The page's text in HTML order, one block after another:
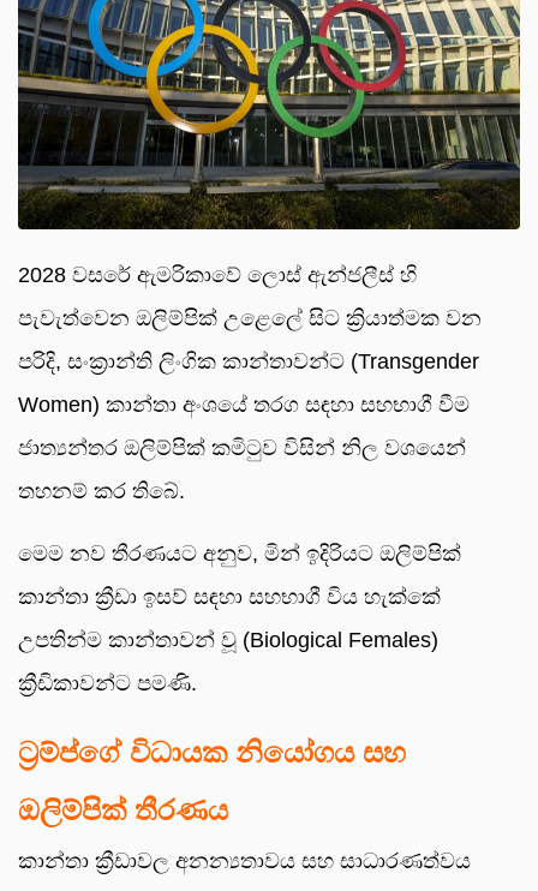
2028 වසරේ ඇමරිකාවේ ලොස් ඇන්ජලීස් හි
පැවැත්වෙන ඔලිම්පික් උළෙලේ සිට ක්‍රියාත්මක වන
පරිදි, සංක්‍රාන්ති ලිංගික කාන්තාවන්ට (Transgender
Women) කාන්තා අංශයේ තරග සඳහා සහභාගී වීම
ජාත්‍යන්තර ඔලිම්පික් කමිටුව විසින් නිල වශයෙන්
තහනම් කර තිබේ.
මෙම නව තීරණයට අනුව, මින් ඉදිරියට ඔලිම්පික්
කාන්තා ක්‍රීඩා ඉසව් සඳහා සහභාගී විය හැක්කේ
උපතින්ම කාන්තාවන් වූ (Biological Females)
ක්‍රීඩිකාවන්ට පමණි.
ට්‍රම්ප්ගේ විධායක නියෝගය සහ
ඔලිම්පික් තීරණය
කාන්තා ක්‍රීඩාවල අනන්‍යතාවය සහ සාධාරණත්වය